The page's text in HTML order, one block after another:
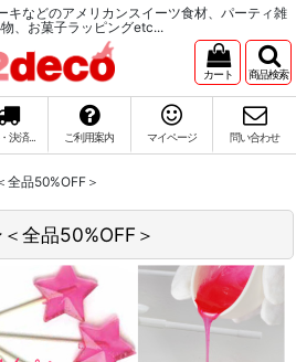
キなどのアメリカンスイーツ食材、パーティ雑
、お菓子ラッピングetc...
カート 商品検索
決済... ご利用案内 マイページ 問い合わせ
全品50%OFF＞
全品50%OFF＞